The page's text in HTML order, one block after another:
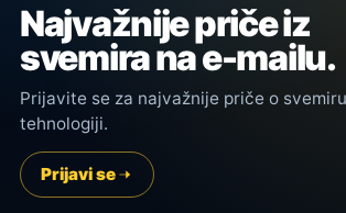
Najvažnije priče iz
svemira na e-mailu.
Prijavite se za najvažnije priče o
tehnologiji.
Prijavi se